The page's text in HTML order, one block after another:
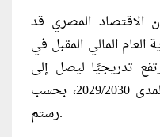
الاقتصاد المصري قد
إلى 5.4% بنهاية العام المالي المقبل في
تدريجيًا ليصل إلى
6.8% بنهاية الخطة متوسطة المدى 2029/2030، بحسب
رستم.